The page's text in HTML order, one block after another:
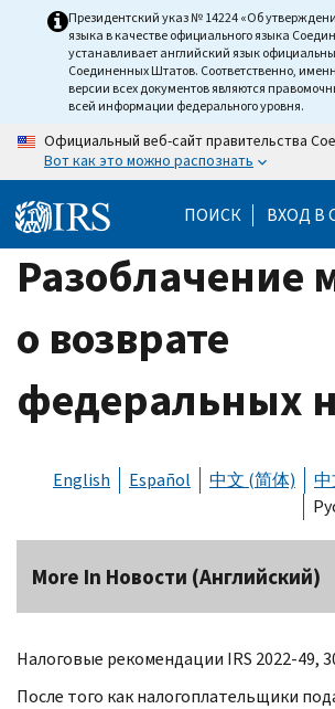
Президентский указ № 14224 «Об
языка в качестве официального языка
устанавливает английский язык
Соединенных Штатов. Соответственно,
версии всех документов являются
всей информации федерального уровня.
Официальный веб-сайт правительства
Вот как это можно распознать
ПОИСК ВХОД В
Разоблачение
о возврате
федеральных
English Español 中文 (简体)
More In Новости (Английский)
Налоговые рекомендации IRS 2022-49,
После того как налогоплательщики